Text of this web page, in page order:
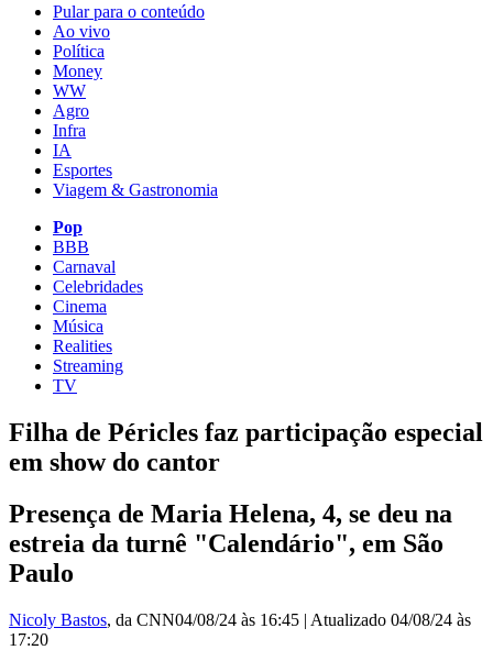
Pular para o conteúdo
Ao vivo
Política
Money
WW
Agro
Infra
IA
Esportes
Viagem & Gastronomia
Pop
BBB
Carnaval
Celebridades
Cinema
Música
Realities
Streaming
TV
Filha de Péricles faz participação especial
em show do cantor
Presença de Maria Helena, 4, se deu na
estreia da turnê "Calendário", em São
Paulo
Nicoly Bastos, da CNN04/08/24 às 16:45 | Atualizado 04/08/24 às
17:20